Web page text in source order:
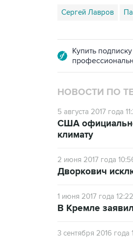
Сергей Лавров
Купить
НОВОСТИ ПО
5 августа 2017 года
США
климату
2 июня 2017 года
Дворкович
1 июня 2017 года 12:22
В Кремле
3 сентября 2016 года